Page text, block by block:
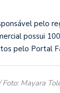
pelo
possui
pelo Portal
Mayara